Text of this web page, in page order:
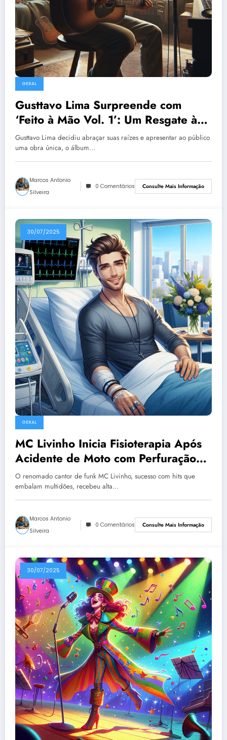
GERAL
Gusttavo Lima Surpreende com
‘Feito à Mão Vol. 1’: Um Resgate à
Essência Sertaneja
Gusttavo Lima decidiu abraçar suas raízes e apresentar ao público
uma obra única, o álbum…
Marcos Antonio
Silveira
0 Comentários Consulte Mais Informação
30/07/2025
GERAL
MC Livinho Inicia Fisioterapia Após
Acidente de Moto com Perfuração
Pulmonar
O renomado cantor de funk MC Livinho, sucesso com hits que
embalam multidões, recebeu alta…
Marcos Antonio
Silveira
0 Comentários Consulte Mais Informação
30/07/2025